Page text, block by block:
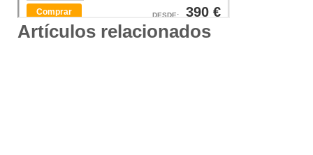
Artículos relacionados